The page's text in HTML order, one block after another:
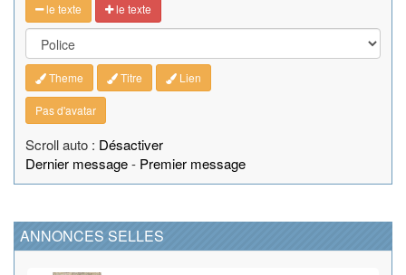
le texte le texte
Theme Titre Lien
Pas d'avatar
Scroll auto : Désactiver
Dernier message- Premier message
ANNONCES SELLES